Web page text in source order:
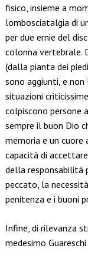
fisico, insieme a
lombosciatalgia di
per due ernie del
colonna vertebrale.
(dalla pianta dei
sono aggiunti, e
situazioni
colpiscono persone
sempre il buon Dio
memoria e un
capacità di
della responsabilità
peccato, la
penitenza e i buoni
Infine, di rilevanza
medesimo